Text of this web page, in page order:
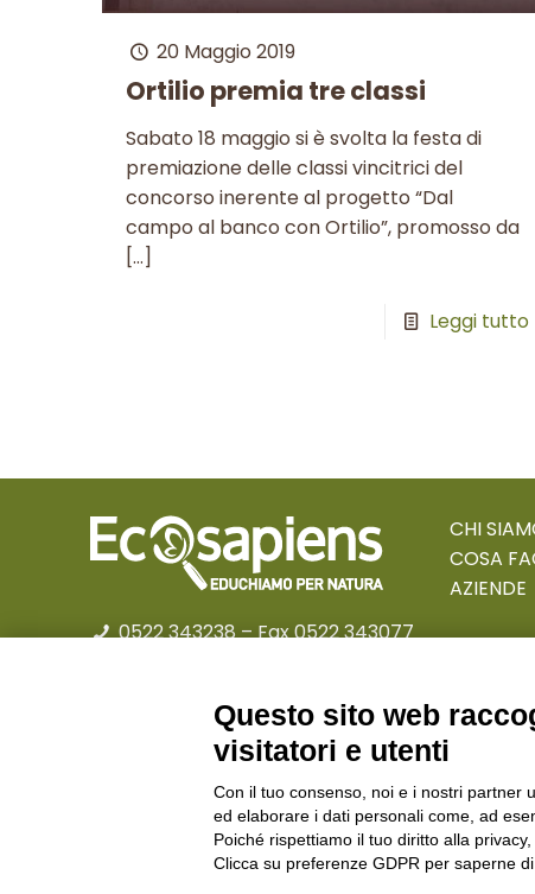
20 Maggio 2019
Ortilio premia tre classi
Sabato 18 maggio si è svolta la festa di
premiazione delle classi vincitrici del
concorso inerente al progetto “Dal
campo al banco con Ortilio”, promosso da
[…]
Leggi tutto
0522 343238– Fax 0522 343077
CHI
COSA
AZIENDE
© Cooperativa L’Ovile.
Questo sito web
visitatori e utenti
Con il tuo consenso, noi e i nostri partner
ed elaborare i dati personali come, ad
Poiché rispettiamo il tuo diritto alla
Clicca su preferenze GDPR per saperne di